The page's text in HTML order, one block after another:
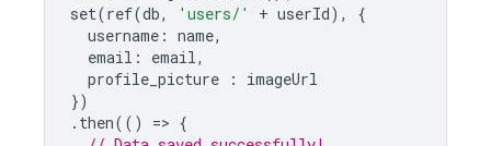
set(ref(db, 'users/' + userId),
{
username : name,
email : email,
profile_picture
:
imageUrl
})
. then(() => {